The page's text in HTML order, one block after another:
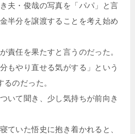
夫・俊哉の写真を「パパ」と言
半分を譲渡することを考え始め
責任を果たすと言うのだった。
もやり直せる気がする」という
のだった。
いて聞き、少し気持ちが前向き
ていた悟史に抱き着かれると、